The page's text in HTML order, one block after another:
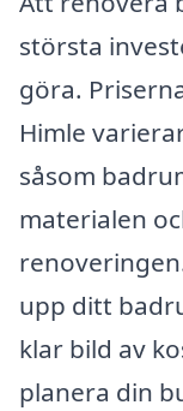
största
göra.
Himle
såsom
materialen
upp ditt
klar bild av
planera din